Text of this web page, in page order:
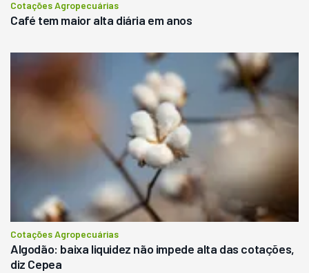
Cotações Agropecuárias
Café tem maior alta diária em anos
Cotações Agropecuárias
Algodão: baixa liquidez não impede alta das cotações,
diz Cepea